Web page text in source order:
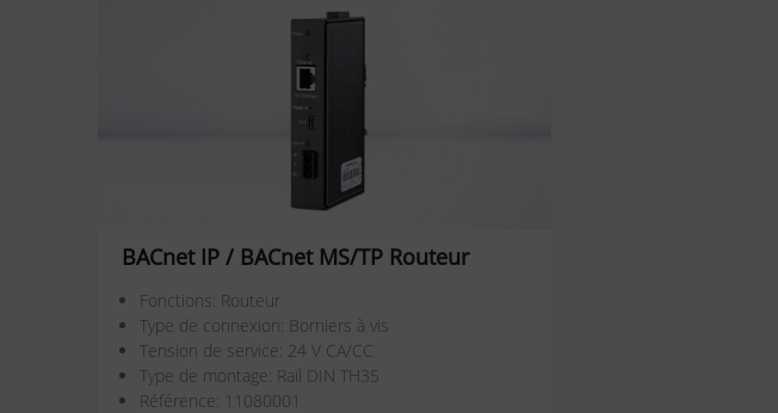
BACnet IP / BACnet MS/TP Routeur
Fonctions: Routeur
Type de connexion: Borniers à vis
Tension de service: 24 V CA/CC
Type de montage: Rail DIN TH35
Référence: 11080001